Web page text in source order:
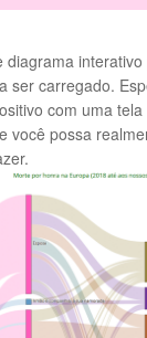
diagrama
ser carregado.
com uma
você possa